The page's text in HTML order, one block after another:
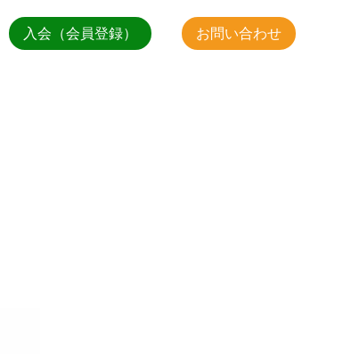
入会（会員登録） お問い合わせ